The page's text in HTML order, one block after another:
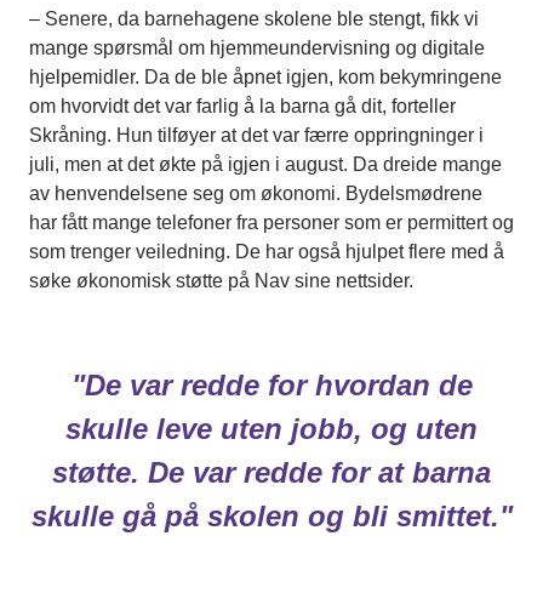
– Senere, da barnehagene skolene ble stengt, fikk vi
mange spørsmål om hjemmeundervisning og digitale
hjelpemidler. Da de ble åpnet igjen, kom bekymringene
om hvorvidt det var farlig å la barna gå dit, forteller
Skråning. Hun tilføyer at det var færre oppringninger i
juli, men at det økte på igjen i august. Da dreide mange
av henvendelsene seg om økonomi. Bydelsmødrene
har fått mange telefoner fra personer som er permittert og
som trenger veiledning. De har også hjulpet flere med å
søke økonomisk støtte på Nav sine nettsider.
"De var redde for hvordan de
skulle leve uten jobb, og uten
støtte. De var redde for at barna
skulle gå på skolen og bli smittet."